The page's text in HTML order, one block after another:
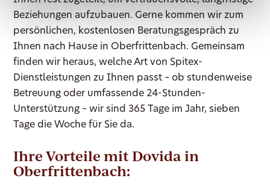
Beziehungen aufzubauen. Gerne kommen wir zum
persönlichen, kostenlosen Beratungsgespräch zu
Ihnen nach Hause in Oberfrittenbach. Gemeinsam
finden wir heraus, welche Art von Spitex-
Dienstleistungen zu Ihnen passt – ob stundenweise
Betreuung oder umfassende 24-Stunden-
Unterstützung – wir sind 365 Tage im Jahr, sieben
Tage die Woche für Sie da.
Ihre Vorteile mit Dovida in
Oberfrittenbach: